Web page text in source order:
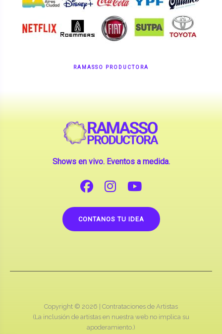
RAMASSO PRODUCTORA
Shows en vivo. Eventos a medida.
CONTANOS TU IDEA
Copyright © 2026 | Contrataciones de Artistas
(La inclusión de artistas en nuestra web no implica su
apoderamiento.)